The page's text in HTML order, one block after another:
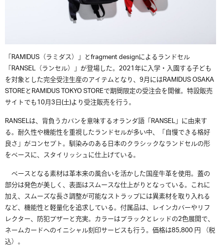
「RAMIDUS （ラミダス）」とfragment designによるランドセル
「RANSEL（ランセル） 」が登場した。2021年に入学・入園する子ども
を対象とした完全受注生産のアイテムとなり、9月にはRAMIDUS OSAKA
STOREとRAMIDUS TOKYO STOREで期間限定の受注会を開催。特設販売
サイトでも10月3日(土)より受注販売を行う。
RANSELは、背負うカバンを意味するオランダ語「RANSEL」に由来す
る。耐久性や機能性を重視したランドセルが多い中、「自慢できる格好
良さ」がコンセプト。馴染みのある日本のクラシックなランドセルの形
をベースに、スタイリッシュに仕上げている。
ベースとなる素材は革本来の風合いを活かした国産牛革を使用。蓋の
部分は発色が美しく、表面はスムースな仕上がりとなっている。これに
加え、スムーズな長さ調整が可能なストラップには異素材を取り入れる
など、機能性と軽量化を追求している。付属品は、レインカバーやリフ
レクター、防犯ブザーと充実。 カラーはブラックとレッドの2色展開で、
ネームカードへのイニシャル刻印サービスも行う。価格は85,800円 （税
込） 。